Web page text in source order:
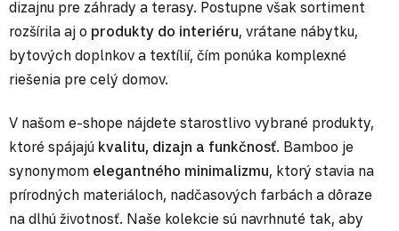
dizajnu pre záhrady a terasy. Postupne však sortiment
rozšírila aj o produkty do interiéru, vrátane nábytku,
bytových doplnkov a textílií, čím ponúka komplexné
riešenia pre celý domov.
V našom e-shope nájdete starostlivo vybrané produkty,
ktoré spájajú kvalitu, dizajn a funkčnosť. Bamboo je
synonymom elegantného minimalizmu, ktorý stavia na
prírodných materiáloch, nadčasových farbách a dôraze
na dlhú životnosť. Naše kolekcie sú navrhnuté tak, aby